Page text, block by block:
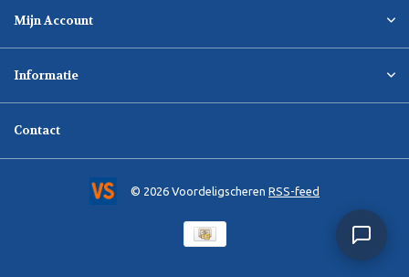
Mijn Account
Informatie
Contact
© 2026 Voordeligscheren RSS-feed